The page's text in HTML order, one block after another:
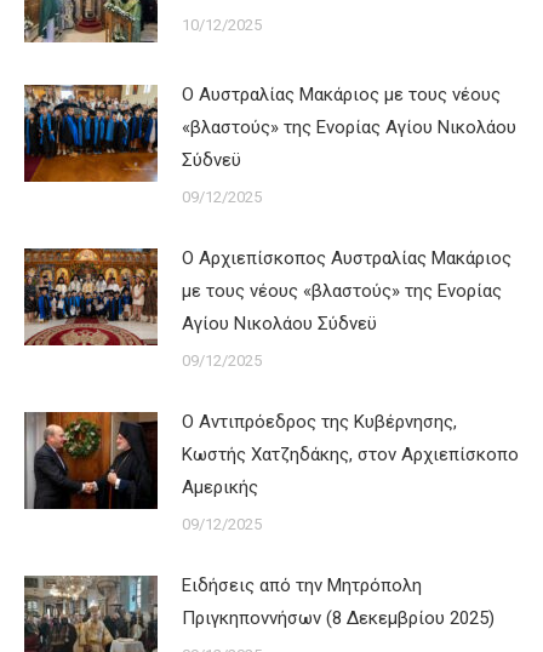
10/12/2025
Ο Αυστραλίας Μακάριος με τους νέους
«βλαστούς» της Ενορίας Αγίου Νικολάου
Σύδνεϋ
09/12/2025
Ο Αρχιεπίσκοπος Αυστραλίας Μακάριος
με τους νέους «βλαστούς» της Ενορίας
Αγίου Νικολάου Σύδνεϋ
09/12/2025
Ο Αντιπρόεδρος της Κυβέρνησης,
Κωστής Χατζηδάκης, στον Αρχιεπίσκοπο
Αμερικής
09/12/2025
Ειδήσεις από την Μητρόπολη
Πριγκηποννήσων (8 Δεκεμβρίου 2025)